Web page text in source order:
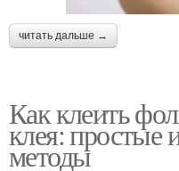
читать дальше →
Как клеить
клея: простые
методы